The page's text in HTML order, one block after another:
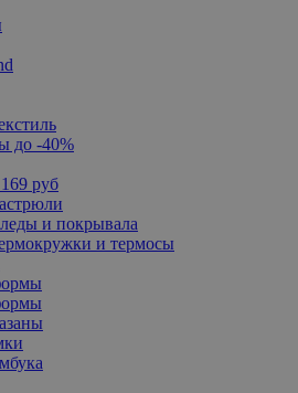
до -40%
руб
и покрывала
и термосы